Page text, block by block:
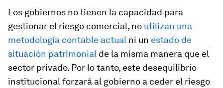
Los gobiernos no tienen la capacidad para
gestionar el riesgo comercial, no utilizan una
metodología contable actual ni un estado de
situación patrimonial de la misma manera que el
sector privado. Por lo tanto, este desequilibrio
institucional forzará al gobierno a ceder el riesgo